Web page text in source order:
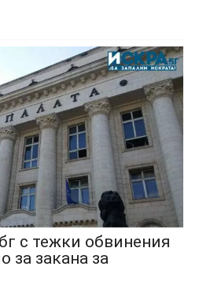
с тежки обвинения
за закана за